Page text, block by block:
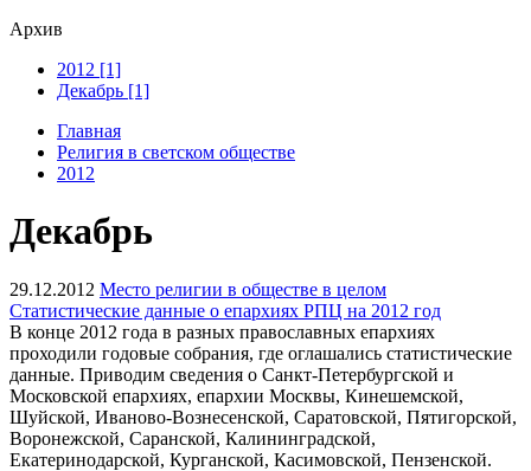
Архив
2012 [1]
Декабрь [1]
Главная
Религия в светском обществе
2012
Декабрь
29.12.2012 Место религии в обществе в целом
Статистические данные о епархиях РПЦ на 2012 год
В конце 2012 года в разных православных епархиях
проходили годовые собрания, где оглашались статистические
данные. Приводим сведения о Санкт-Петербургской и
Московской епархиях, епархии Москвы, Кинешемской,
Шуйской, Иваново-Вознесенской, Саратовской, Пятигорской,
Воронежской, Саранской, Калининградской,
Екатеринодарской, Курганской, Касимовской, Пензенской.